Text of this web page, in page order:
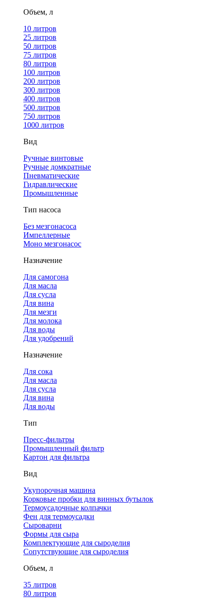
Объем, л
10 литров
25 литров
50 литров
75 литров
80 литров
100 литров
200 литров
300 литров
400 литров
500 литров
750 литров
1000 литров
Вид
Ручные винтовые
Ручные домкратные
Пневматические
Гидравлические
Промышленные
Тип насоса
Без мезгонасоса
Импеллерные
Моно мезгонасос
Назначение
Для самогона
Для масла
Для сусла
Для вина
Для мезги
Для молока
Для воды
Для удобрений
Назначение
Для сока
Для масла
Для сусла
Для вина
Для воды
Тип
Пресс-фильтры
Промышленный фильтр
Картон для фильтра
Вид
Укупорочная машина
Корковые пробки для винных бутылок
Термоусадочные колпачки
Фен для термоусадки
Сыроварни
Формы для сыра
Комплектующие для сыроделия
Сопутствующие для сыроделия
Объем, л
35 литров
80 литров